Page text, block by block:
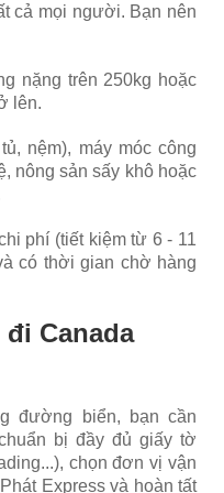
cả mọi người. Bạn nên
nặng trên 250kg hoặc
lên.
nệm), máy móc công
nông sản sấy khô hoặc
phí (tiết kiệm từ 6 - 11
có thời gian chờ hàng
Canada
đường biển, bạn cần
bị đầy đủ giấy tờ
chọn đơn vị vận
Express và hoàn tất